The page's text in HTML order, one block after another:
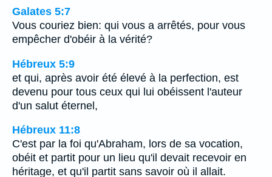
Galates 5:7
Vous couriez bien: qui vous a arrêtés, pour vous
empêcher d'obéir à la vérité?
Hébreux 5:9
et qui, après avoir été élevé à la perfection, est
devenu pour tous ceux qui lui obéissent l'auteur
d'un salut éternel,
Hébreux 11:8
C'est par la foi qu'Abraham, lors de sa vocation,
obéit et partit pour un lieu qu'il devait recevoir en
héritage, et qu'il partit sans savoir où il allait.